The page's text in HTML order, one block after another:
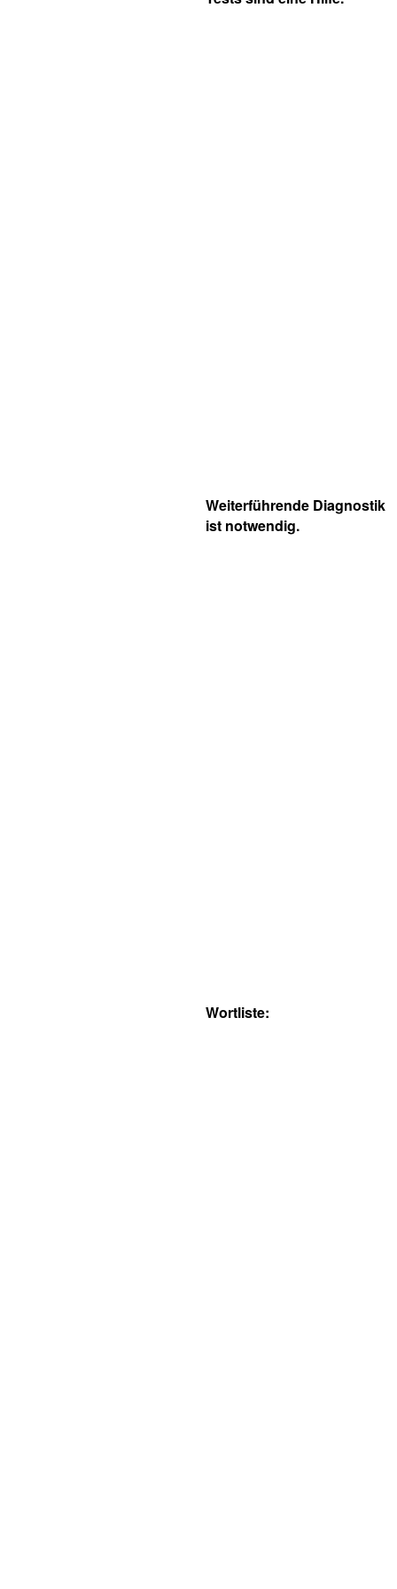
Weiterführende Diagnostik
ist notwendig.
Wortliste: